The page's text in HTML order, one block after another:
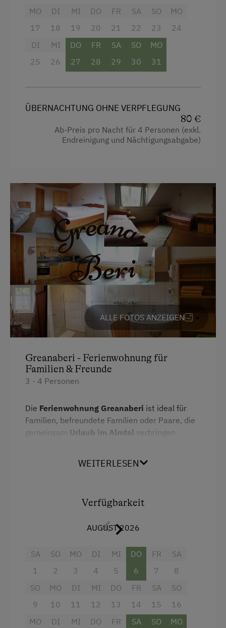
Ausstattung
4 Plattenherd
Aussicht auf eine Berglandschaft
Backofen
Dusche
Fernseher
Mikrowelle
Toaster
Toilette
Wasserkocher
Küche
Kühlschrank
Altbau
Haupthaus
Einzelbett
MO
17
DI
18
MI
19
DO
20
FR
21
SA
22
SO
23
MO
24
DI
25
MI
26
DO
27
FR
28
SA
29
SO
30
MO
31
ÜBERNACHTUNG OHNE VERPFLEGUNG
80 €
Ab-Preis pro Nacht für 4 Personen (exkl.
Endreinigung und Nächtigungsabgabe)
ALLE FOTOS ANZEIGEN
Greanaberi - Ferienwohnung für
Familien & Freunde
3 - 4 Personen
Die Ferienwohnung Greanaberi ist ideal für
Familien, befreundete Familien oder Paare, die
gemeinsam Urlaub im Almtal verbringen
neben der Ferienwohnung
Sie verfügt über ein Doppelbettzimmer mit
Einzelbetten sowie eine Wohnküche mit
Essecke, Sofa und TV. Von der Küche genießen
Sie denBlick auf die Schafweide . Dusche und
Der Zugang erfolgt über einen eigenen Eingang
vom Parkplatz hinter dem Haus. Ein Vorhaus
Informationen zu Ausflügen rund umdas
Almtal
WEITERLESEN
Verfügbarkeit
AUGUST 2026
SA
1
SO
2
MO
3
DI
4
MI
5
DO
6
FR
7
SA
8
SO
9
MO
10
DI
11
MI
12
DO
13
FR
14
SA
15
SO
16
MO
DI
MI
DO
FR
SA
SO
MO